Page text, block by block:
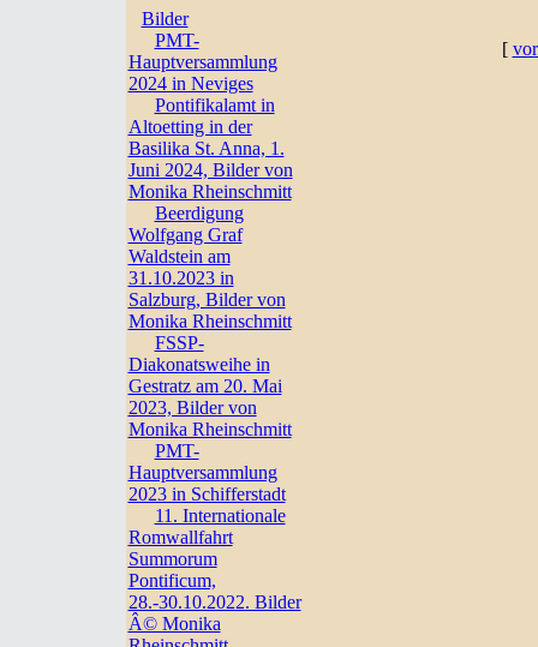
Bilder
PMT-
Hauptversammlung
2024 in Neviges
Pontifikalamt in
Altoetting in der
Basilika St. Anna, 1.
Juni 2024, Bilder von
Monika Rheinschmitt
Beerdigung
Wolfgang Graf
Waldstein am
31.10.2023 in
Salzburg, Bilder von
Monika Rheinschmitt
FSSP-
Diakonatsweihe in
Gestratz am 20. Mai
2023, Bilder von
Monika Rheinschmitt
PMT-
Hauptversammlung
2023 in Schifferstadt
11. Internationale
Romwallfahrt
Summorum
Pontificum,
28.-30.10.2022. Bilder
Â© Monika
[